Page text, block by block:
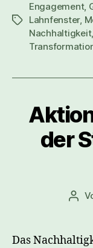
Schlagwörter
Engagement,
Lahnfenster,
Nachhaltigkeit,
der
Das